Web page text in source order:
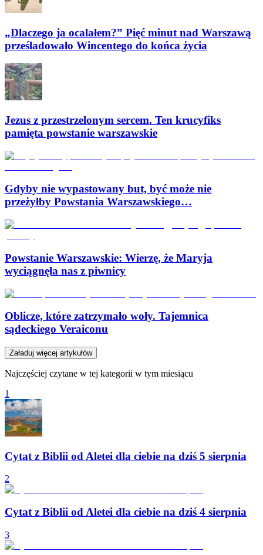
„Dlaczego ja ocalałem?” Pięć minut nad Warszawą
prześladowało Wincentego do końca życia
Jezus z przestrzelonym sercem. Ten krucyfiks
pamięta powstanie warszawskie
Gdyby nie wypastowany but, być może nie
przeżyłby Powstania Warszawskiego…
Powstanie Warszawskie: Wierzę, że Maryja
wyciągnęła nas z piwnicy
Oblicze, które zatrzymało woły. Tajemnica
sądeckiego Veraiconu
Załaduj więcej artykułów
Najczęściej czytane w tej kategorii w tym miesiącu
1
Cytat z Biblii od Aletei dla ciebie na dziś 5 sierpnia
2
Cytat z Biblii od Aletei dla ciebie na dziś 4 sierpnia
3